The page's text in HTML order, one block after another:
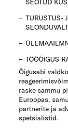
TURUSTUS-
TÖÖÕIGUS
Õigusabi
raske sammu
Euroopas,
partnerite ja
spetsialistid.